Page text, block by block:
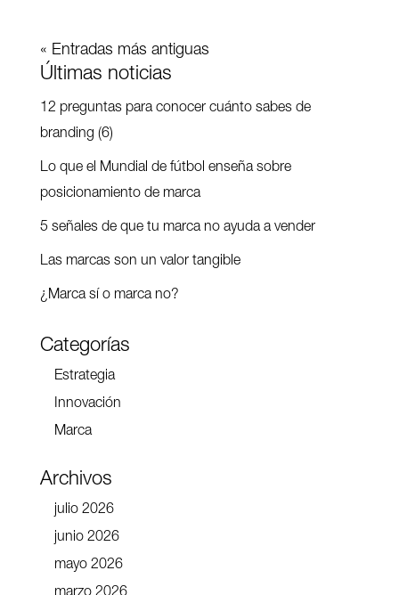
« Entradas más antiguas
Últimas noticias
12 preguntas para conocer cuánto sabes de
branding (6)
Lo que el Mundial de fútbol enseña sobre
posicionamiento de marca
5 señales de que tu marca no ayuda a vender
Las marcas son un valor tangible
¿Marca sí o marca no?
Categorías
Estrategia
Innovación
Marca
Archivos
julio 2026
junio 2026
mayo 2026